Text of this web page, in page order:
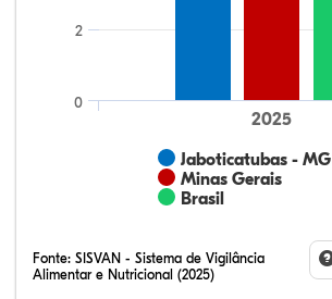
Jaboticatubas - MG
Minas Gerais
Brasil
2025
0
2
Fonte: SISVAN - Sistema de Vigilância
Alimentar e Nutricional (2025)